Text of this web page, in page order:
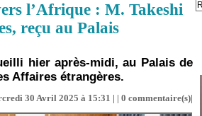
l’Afrique : M. Takeshi
reçu au Palais
hier après-midi, au Palais de
Affaires étrangères.
30 Avril 2025 à 15:31 | | 0 commentaire(s)|